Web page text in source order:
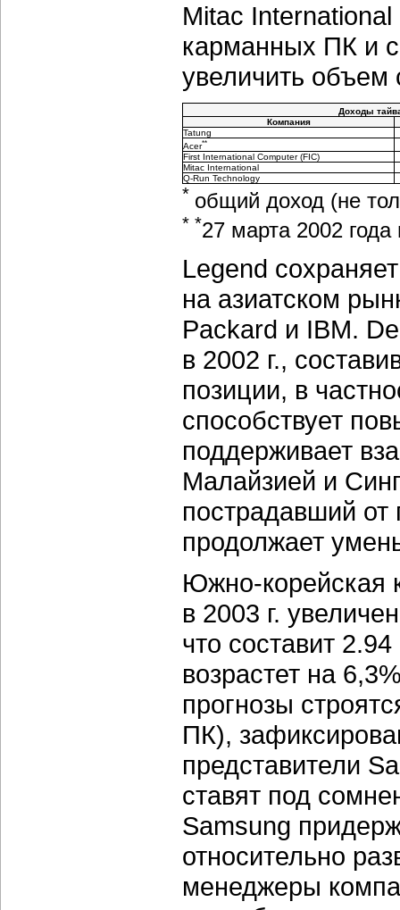
Mitac
карманных ПК и
увеличить объем
Доходы
Компания
Tatung
Acer**
First International Computer (FIC)
Mitac International
Q-Run Technology
* общий доход (не
* *27 марта 2002
Legend
на азиатском
Packard и IBM.
в 2002 г.,
позиции, в
способствует
поддерживает
Малайзией и
пострадавший от
продолжает
Южно-корейская
в 2003 г.
что составит
возрастет на
прогнозы
ПК),
представители
ставят под
Samsung
относительно
менеджеры